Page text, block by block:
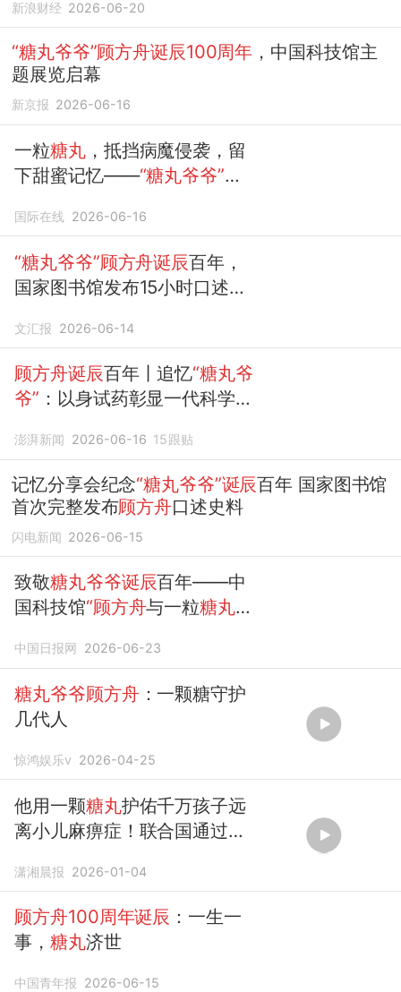
新浪财经 2026-06-20
“糖丸爷爷”顾方舟诞辰100周年 ，中国科技馆主
题展览启幕
新京报 2026-06-16
一粒糖丸，抵挡病魔侵袭，留
下甜蜜记忆——“糖丸爷爷”顾
国际在线 2026-06-16
“糖丸爷爷”顾方舟诞辰百年，
国家图书馆发布15小时口述史
文汇报 2026-06-14
顾方舟诞辰百年丨追忆“糖丸爷
爷” ：以身试药彰显一代科学家
澎湃新闻 2026-06-16 15跟贴
记忆分享会纪念“糖丸爷爷”诞辰百年 国家图书馆
首次完整发布顾方舟口述史料
闪电新闻 2026-06-15
致敬糖丸爷爷诞辰百年——中
国科技馆“顾方舟与一粒糖丸背
中国日报网 2026-06-23
糖丸爷爷顾方舟：一颗糖守护
几代人
惊鸿娱乐v 2026-04-25
他用一颗糖丸护佑千万孩子远
离小儿麻痹症！联合国通过决
潇湘晨报 2026-01-04
顾方舟100周年诞辰 ：一生一
事，糖丸济世
中国青年报 2026-06-15